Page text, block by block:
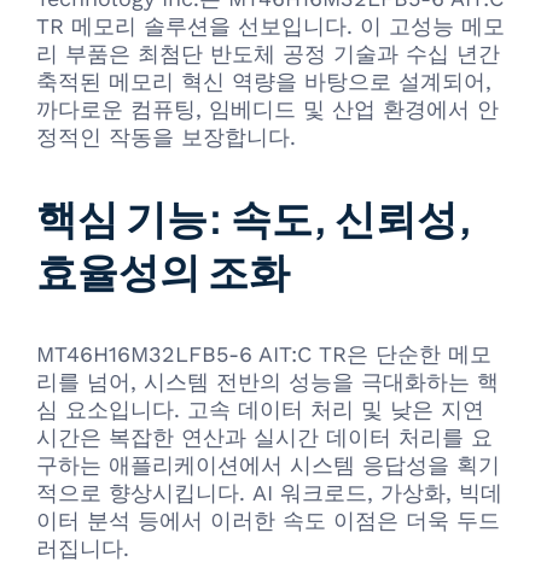
TR 메모리 솔루션을 선보입니다. 이 고성능 메모
리 부품은 최첨단 반도체 공정 기술과 수십 년간
축적된 메모리 혁신 역량을 바탕으로 설계되어,
까다로운 컴퓨팅, 임베디드 및 산업 환경에서 안
정적인 작동을 보장합니다.
핵심 기능: 속도, 신뢰성,
효율성의 조화
MT46H16M32LFB5-6 AIT:C TR은 단순한 메모
리를 넘어, 시스템 전반의 성능을 극대화하는 핵
심 요소입니다. 고속 데이터 처리 및 낮은 지연
시간은 복잡한 연산과 실시간 데이터 처리를 요
구하는 애플리케이션에서 시스템 응답성을 획기
적으로 향상시킵니다. AI 워크로드, 가상화, 빅데
이터 분석 등에서 이러한 속도 이점은 더욱 두드
러집니다.